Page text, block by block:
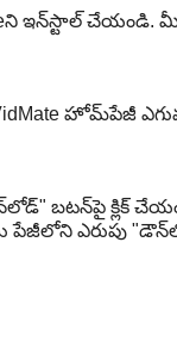
ఇన్‌స్టాల్ చేయండి. మీ
హోమ్‌పేజీ
బటన్‌పై క్లిక్
ఎరుపు